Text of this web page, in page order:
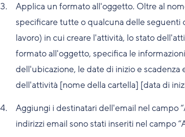
Applica un formato all'oggetto. Oltre al
specificare tutte o qualcuna delle seguenti
lavoro) in cui creare l'attività, lo stato
formato all'oggetto, specifica le
dell'ubicazione, le date di inizio e
dell'attività [nome della cartella] [data di
Aggiungi i destinatari dell'email nel campo
indirizzi email sono stati inseriti nel campo